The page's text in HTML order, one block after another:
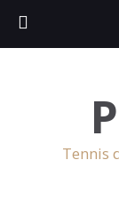
Tennis